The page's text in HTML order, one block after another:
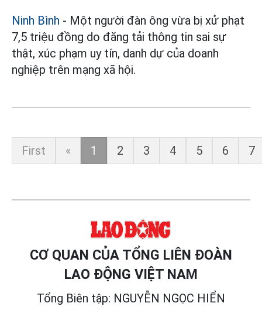
Ninh Bình - Một người đàn ông vừa bị xử phạt
7,5 triệu đồng do đăng tải thông tin sai sự
thật, xúc phạm uy tín, danh dự của doanh
nghiệp trên mạng xã hội.
First « 1 2 3 4 5 6 7
CƠ QUAN CỦA TỔNG LIÊN ĐOÀN
LAO ĐỘNG VIỆT NAM
Tổng Biên tập: NGUYỄN NGỌC HIỂN